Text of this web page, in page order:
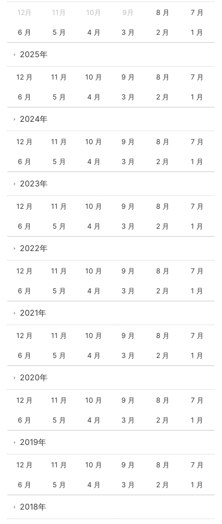
12月 11月 10月 9月 8 月 7 月
6 月 5 月 4 月 3 月 2 月 1 月
2025年
12 月 11 月 10 月 9 月 8 月 7 月
6 月 5 月 4 月 3 月 2 月 1 月
2024年
12 月 11 月 10 月 9 月 8 月 7 月
6 月 5 月 4 月 3 月 2 月 1 月
2023年
12 月 11 月 10 月 9 月 8 月 7 月
6 月 5 月 4 月 3 月 2 月 1 月
2022年
12 月 11 月 10 月 9 月 8 月 7 月
6 月 5 月 4 月 3 月 2 月 1 月
2021年
12 月 11 月 10 月 9 月 8 月 7 月
6 月 5 月 4 月 3 月 2 月 1 月
2020年
12 月 11 月 10 月 9 月 8 月 7 月
6 月 5 月 4 月 3 月 2 月 1 月
2019年
12 月 11 月 10 月 9 月 8 月 7 月
6 月 5 月 4 月 3 月 2 月 1 月
2018年